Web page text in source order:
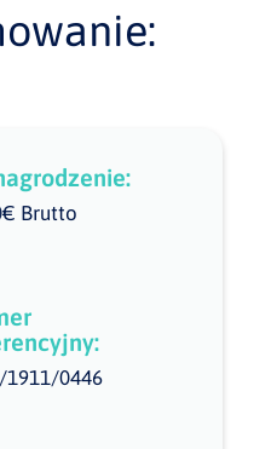
Brutto
1911/0446